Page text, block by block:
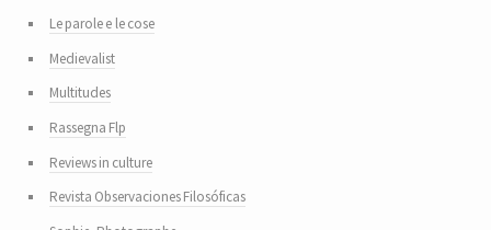
Le parole e le cose
Medievalist
Multitudes
Rassegna Flp
Reviews in culture
Revista Observaciones Filosóficas